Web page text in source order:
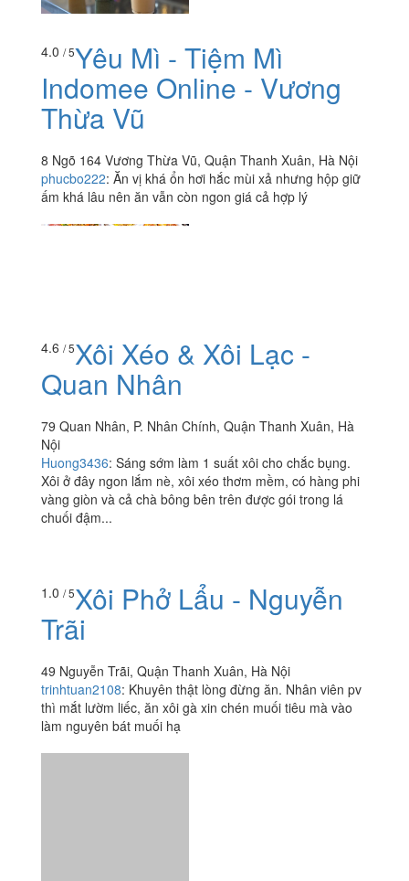
4.0 / 5Yêu Mì - Tiệm Mì
Indomee Online - Vương
Thừa Vũ
8 Ngõ 164 Vương Thừa Vũ, Quận Thanh Xuân, Hà Nội
phucbo222: Ăn vị khá ổn hơi hắc mùi xả nhưng hộp giữ
ấm khá lâu nên ăn vẫn còn ngon giá cả hợp lý
4.6 / 5Xôi Xéo & Xôi Lạc -
Quan Nhân
79 Quan Nhân, P. Nhân Chính, Quận Thanh Xuân, Hà
Nội
Huong3436: Sáng sớm làm 1 suất xôi cho chắc bụng.
Xôi ở đây ngon lắm nè, xôi xéo thơm mềm, có hàng phi
vàng giòn và cả chà bông bên trên được gói trong lá
chuối đậm...
1.0 / 5Xôi Phở Lẩu - Nguyễn
Trãi
49 Nguyễn Trãi, Quận Thanh Xuân, Hà Nội
trinhtuan2108: Khuyên thật lòng đừng ăn. Nhân viên pv
thì mắt lườm liếc, ăn xôi gà xin chén muối tiêu mà vào
làm nguyên bát muối hạ